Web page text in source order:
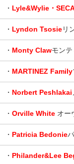
・ Lyle&Wylie・
・ Lyndon Tsosieリ
・ Monty Clawモン
・ MARTINEZ Family
・ Norbert Peshlakai
・ Orville White オー
・ Patricia Bedonie
・ Philander&Lee